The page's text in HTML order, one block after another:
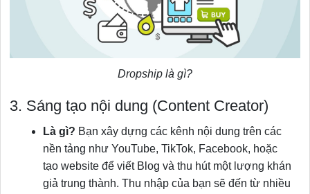
Dropship là gì?
3. Sáng tạo nội dung (Content Creator)
Là gì? Bạn xây dựng các kênh nội dung trên các
nền tảng như YouTube, TikTok, Facebook, hoặc
tạo website để viết Blog và thu hút một lượng khán
giả trung thành. Thu nhập của bạn sẽ đến từ nhiều